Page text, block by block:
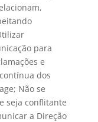
para
e
dos
Não se
seja conflitante
a Direção